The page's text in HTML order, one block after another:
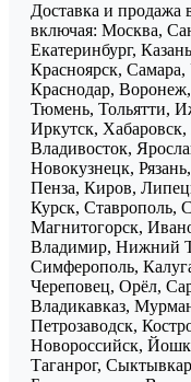
Доставка и
включая: Москва,
Екатеринбург,
Красноярск,
Краснодар,
Тюмень, Тольятти,
Иркутск,
Владивосток,
Новокузнецк,
Пенза, Киров,
Курск, Ставрополь,
Магнитогорск,
Владимир, Нижний
Симферополь,
Череповец, Орёл,
Владикавказ,
Петрозаводск,
Новороссийск,
Таганрог,